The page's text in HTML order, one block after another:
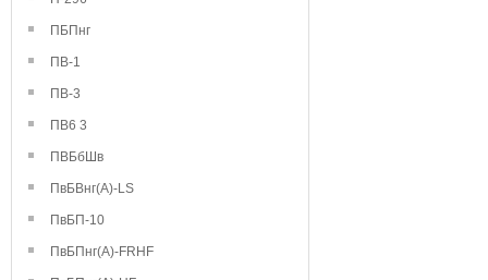
ПБПнг
ПВ-1
ПВ-3
ПВ6 3
ПВБбШв
ПвБВнг(А)-LS
ПвБП-10
ПвБПнг(А)-FRHF